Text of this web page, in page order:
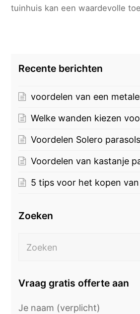
tuinhuis kan een waardevolle
Recente berichten
voordelen van een
Welke wanden kiezen
Voordelen Solero
Voordelen van kastanje
5 tips voor het kopen
Zoeken
Vraag gratis offerte aan
Je naam (verplicht)